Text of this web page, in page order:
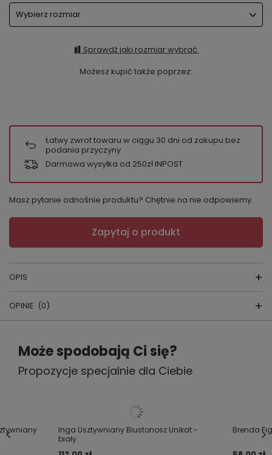
Wybierz rozmiar
Sprawdź jaki rozmiar wybrać.
Możesz kupić także poprzez:
Łatwy zwrot towaru w ciągu 30 dni od zakupu bez
podania przyczyny
Darmowa wysyłka od 250zł INPOST
Masz pytanie odnośnie produktu? Chętnie na nie odpowiemy.
Zapytaj o produkt
OPIS
BIUSTONOSZ BRENDA
biustonosza dla Pań ceniących wygodę i elegancję.
Delikatne wykończenie usztywnianych miseczek
koronką dodaje mu wdzięku a kokardka między
miseczkami dodaje całości subtelności i delikatności.
OPINIE (0)
Napisz swoją opinię
Twoja ocena:
Może spodobają Ci się?
Propozycje specjalnie dla Ciebie
Inga Usztywniany Biustonosz Unikat -
biały
Brenda